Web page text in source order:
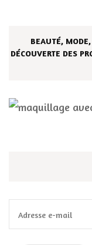
BEAUTÉ,
DÉCOUVERTE DES
e-